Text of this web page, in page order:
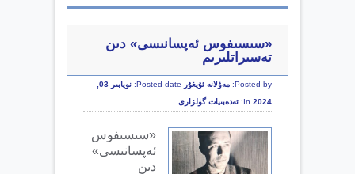
«سىسىفوس ئەپسانىسى» دىن
تەسىراتلىرىم
Posted by: مەۋلانە ئۇيغۇر Posted date:
2024
In: ئەدەبىيات گۈلزارى
«سىسىفوس
ئەپسانىسى»
دىن